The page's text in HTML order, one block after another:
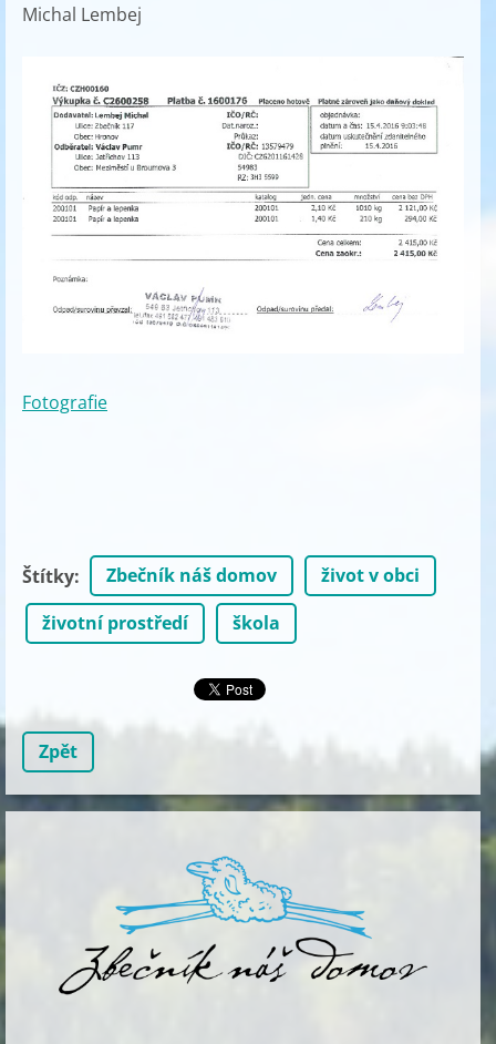
Michal Lembej
Fotografie
Štítky: Zbečník náš domov
život v obci
životní prostředí
škola
Zpět